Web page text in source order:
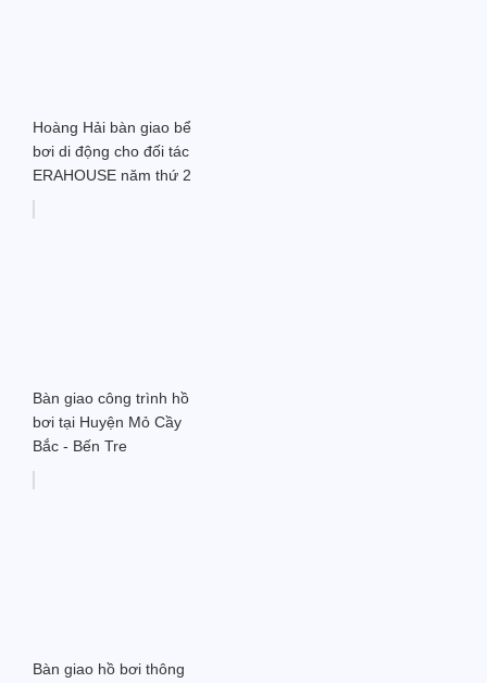
Hoàng Hải bàn giao bể
bơi di động cho đối tác
ERAHOUSE năm thứ 2
Bàn giao công trình hồ
bơi tại Huyện Mỏ Cầy
Bắc - Bến Tre
Bàn giao hồ bơi thông